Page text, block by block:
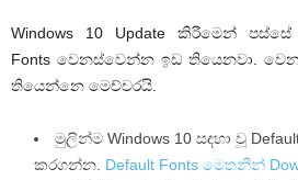
Windows 10 Update කිරීමෙන්
Fonts වෙනස්වෙන්න ඉඩ තියෙනවා.
තියෙන්නෙ මෙච්චරයි.
මුලින්ම Windows 10 සඳහා වූ
කරගන්න. Default Fonts මෙතනින්